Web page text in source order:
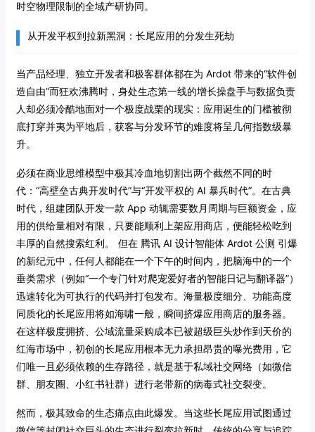
时空物理限制的全域产研协同。
从开发平权到拉新黑洞：长尾应用的分发生死劫
当产品经理、独立开发者和极客群体都在为 Ardot 带来的“软件创
造自由”而狂欢沸腾时，身处生态第一线的增长操盘手与数据负责
人却必须冷酷地面对一个极度战栗的现实：应用诞生的门槛被彻
底打穿并夷为平地后，获客与分发环节的难度将呈几何指数级暴
升。
必须在商业思维模型中极其冷血地切割出两个截然不同的时
代：“高壁垒古典开发时代”与“开发平权的 AI 暴兵时代”。在古典
时代，组建团队开发一款 App 动辄需要数月周期与巨额资金，应
用的供给量相对有限，只要能顺利上架应用商店，便能轻松吃到
丰厚的自然搜索红利。
但在 腾讯 AI 设计智能体 Ardot 公测 引爆
的新纪元中，任何人都能在一个下午的时间内，把脑海中的一个
垂类需求（例如“一个专门针对爬宠爱好者的智能日记与翻译器”）
迅速转化为可执行的代码并打包发布。海量极度细分、功能高度
同质化的长尾应用将如海啸一般，瞬间挤爆应用商店的服务器。
在这样极度拥挤、公域流量采购成本已被超级巨头炒作到天价的
红海市场中，初创的长尾应用根本无力承担昂贵的曝光费用，它
们唯一且必须依赖的生存路径，就是基于私域社交网络（如微信
群、朋友圈、小红书社群）进行老带新的病毒式社交裂变。
然而，极其致命的生态痛点由此爆发。当这些长尾应用试图通过